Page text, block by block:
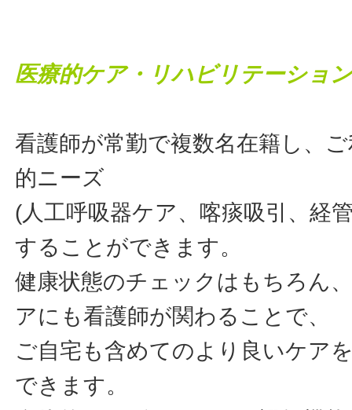
医療的ケア・リハビリテーショ
看護師が常勤で複数名在籍し、
的ニーズ
(人工呼吸器ケア、喀痰吸引、経
することができます。
健康状態のチェックはもちろん
アにも看護師が関わることで、
ご自宅も含めてのより良いケア
できます。